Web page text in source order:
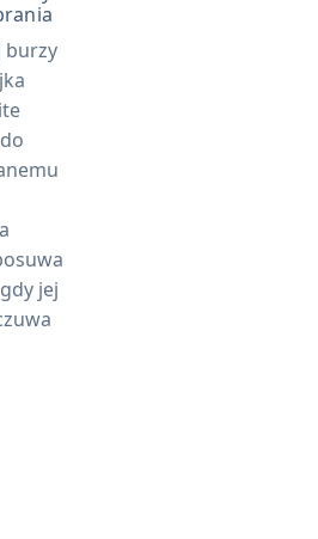
burzy
jej